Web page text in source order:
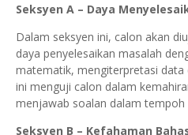
Seksyen A – Daya
Dalam seksyen ini, calon akan
daya penyelesaikan masalah
matematik, mengiterpretasi data
ini menguji calon dalam
menjawab soalan dalam tempoh
Seksyen B – Kefahaman